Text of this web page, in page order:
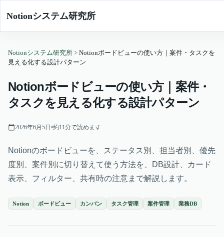
Notionシステム研究所
Notionシステム研究所 > Notionボードビューの使い方｜案件・タスクを
見える化する設計パターン
Notionボードビューの使い方｜案件・
タスクを見える化する設計パターン
2026年6月5日 •約11分で読めます
Notionのボードビューを、ステータス別、担当者別、優先
度別、案件別に切り替えて使う方法を、DB設計、カード
表示、フィルター、共有時の注意まで解説します。
Notion ボードビュー カンバン タスク管理 案件管理 業務DB